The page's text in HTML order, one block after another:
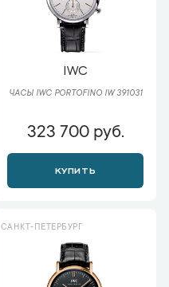
IWC
ЧАСЫ IWC PORTOFINO IW 391031
323 700 руб.
КУПИТЬ
САНКТ-ПЕТЕРБУРГ